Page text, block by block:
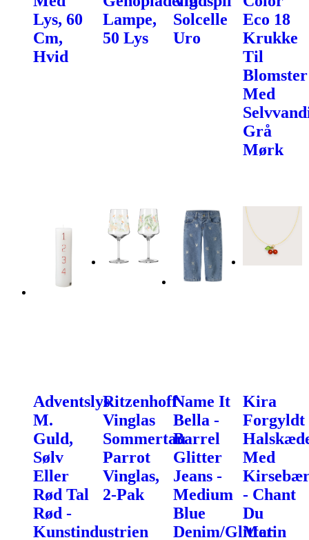
Lys, 60
Cm,
Hvid
Lampe,
50 Lys
Solcelle
Uro
Eco 18
Krukke
Til
Blomster
Med
Grå
Mørk
Adventslys
M.
Guld,
Sølv
Eller
Rød Tal
Rød -
Kunstindustrien
Ritzenhoff
Vinglas
Sommertau
Parrot
Vinglas,
2-Pak
Name It
Bella -
Barrel
Glitter
Jeans -
Medium
Blue
Denim/Glitter
Kira
Forgyldt
Med
- Chant
Du
Matin